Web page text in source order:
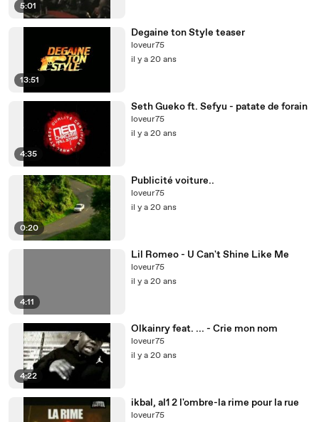
5:01
13:51
Degaine ton Style teaser
loveur75
il y a 20 ans
4:35
Seth Gueko ft. Sefyu - patate de forain
loveur75
il y a 20 ans
0:20
Publicité voiture..
loveur75
il y a 20 ans
4:11
Lil Romeo - U Can't Shine Like Me
loveur75
il y a 20 ans
4:22
Olkainry feat. ... - Crie mon nom
loveur75
il y a 20 ans
ikbal, al1 2 l'ombre-la rime pour la rue
loveur75